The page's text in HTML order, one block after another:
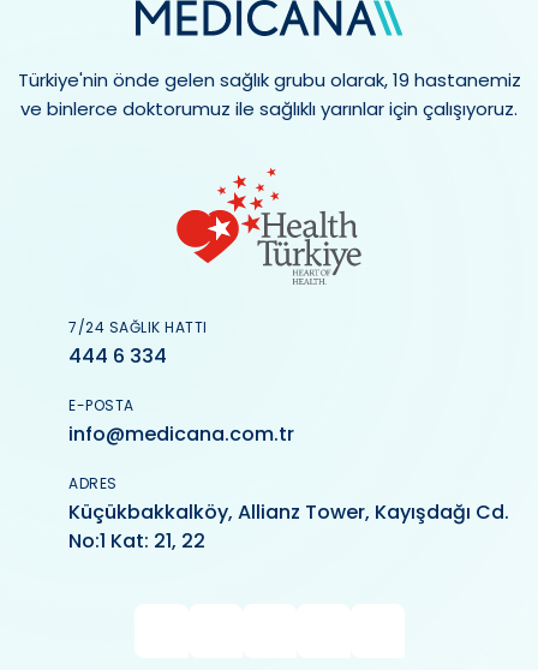
Türkiye'nin önde gelen sağlık grubu olarak, 19 hastanemiz
ve binlerce doktorumuz ile sağlıklı yarınlar için çalışıyoruz.
7/24 SAĞLIK HATTI
444 6 334
E-POSTA
info@medicana.com.tr
ADRES
Küçükbakkalköy, Allianz Tower, Kayışdağı Cd.
No:1 Kat: 21, 22